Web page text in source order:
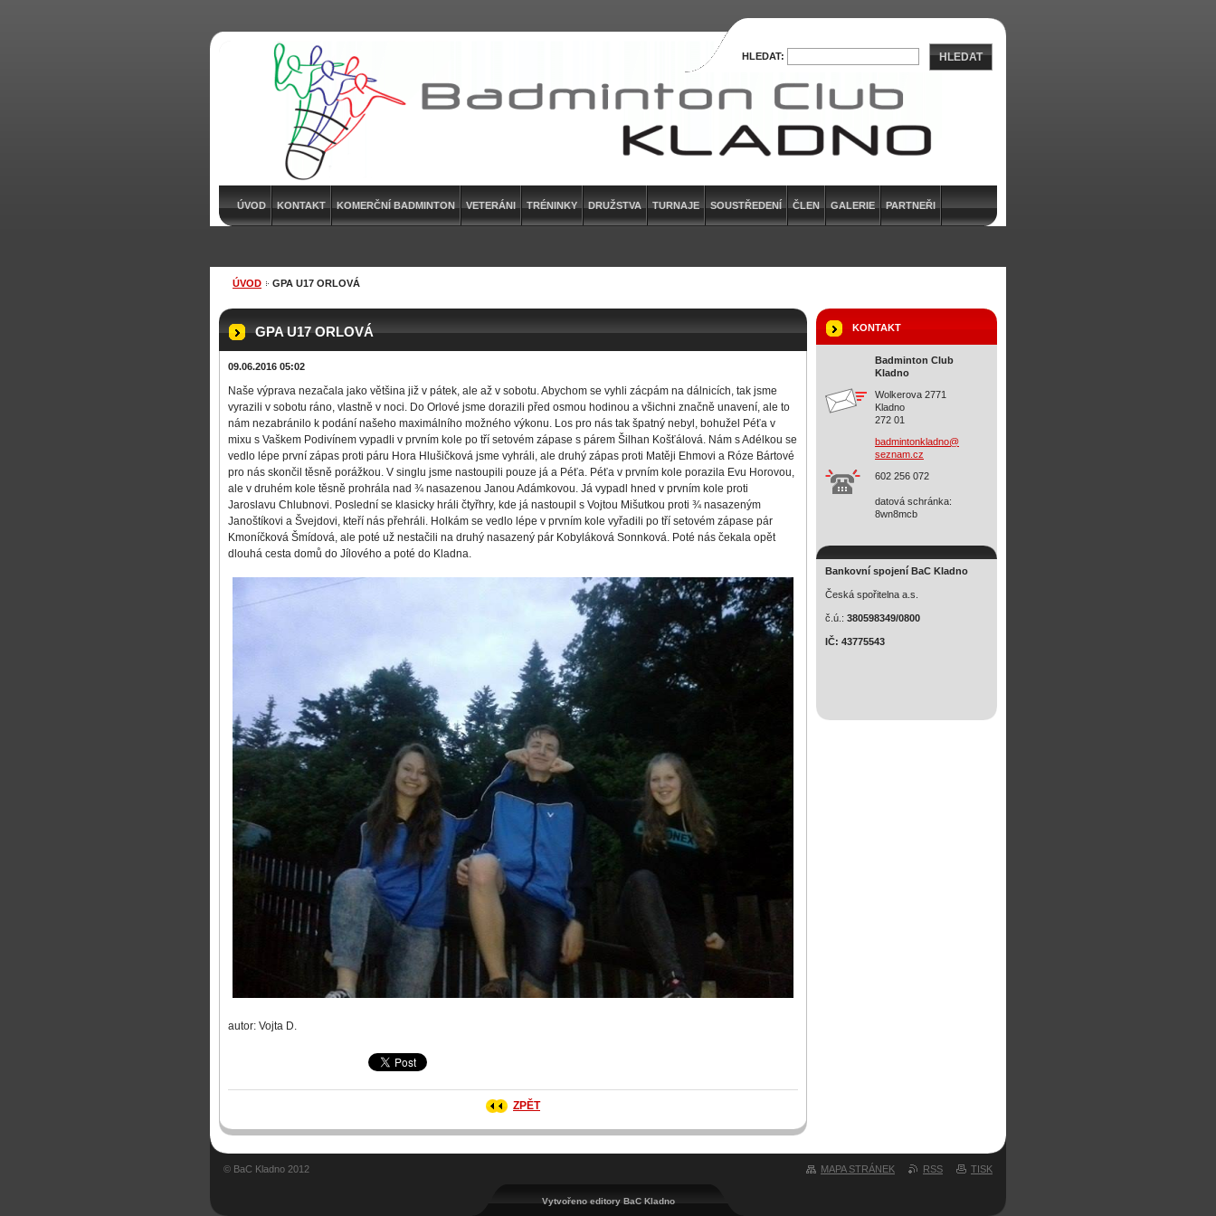
ÚVOD KONTAKT KOMERČNÍ BADMINTON VETERÁNI TRÉNINKY DRUŽSTVA TURNAJE SOUSTŘEDENÍ ČLEN GALERIE PARTNEŘI
ÚVOD GPA U17 ORLOVÁ
GPA U17 ORLOVÁ
09.06.2016 05:02
Naše výprava nezačala jako většina již v pátek, ale až v sobotu. Abychom se vyhli zácpám na dálnicích, tak jsme
vyrazili v sobotu ráno, vlastně v noci. Do Orlové jsme dorazili před osmou hodinou a všichni značně unavení, ale to
nám nezabránilo k podání našeho maximálního možného výkonu. Los pro nás tak špatný nebyl, bohužel Péťa v
mixu s Vaškem Podivínem vypadli v prvním kole po tří setovém zápase s párem Šilhan Košťálová. Nám s Adélkou se
vedlo lépe první zápas proti páru Hora Hlušičková jsme vyhráli, ale druhý zápas proti Matěji Ehmovi a Róze Bártové
pro nás skončil těsně porážkou. V singlu jsme nastoupili pouze já a Péťa. Péťa v prvním kole porazila Evu Horovou,
ale v druhém kole těsně prohrála nad ¾ nasazenou Janou Adámkovou. Já vypadl hned v prvním kole proti
Jaroslavu Chlubnovi. Poslední se klasicky hráli čtyřhry, kde já nastoupil s Vojtou Mišutkou proti ¾ nasazeným
Janoštíkovi a Švejdovi, kteří nás přehráli. Holkám se vedlo lépe v prvním kole vyřadili po tří setovém zápase pár
Kmoníčková Šmídová, ale poté už nestačili na druhý nasazený pár Kobyláková Sonnková. Poté nás čekala opět
dlouhá cesta domů do Jílového a poté do Kladna.
autor: Vojta D.
ZPĚT
KONTAKT
Badminton Club
Kladno
Wolkerova 2771
Kladno
272 01
badmintonkladno@
seznam.cz
602 256 072
datová schránka:
8wn8mcb
Bankovní spojení BaC Kladno
Česká spořitelna a.s.
č.ú.: 380598349/0800
IČ: 43775543
HLEDAT: HLEDAT
MAPA STRÁNEK RSS TISK
© BaC Kladno 2012
Vytvořeno editory BaC Kladno